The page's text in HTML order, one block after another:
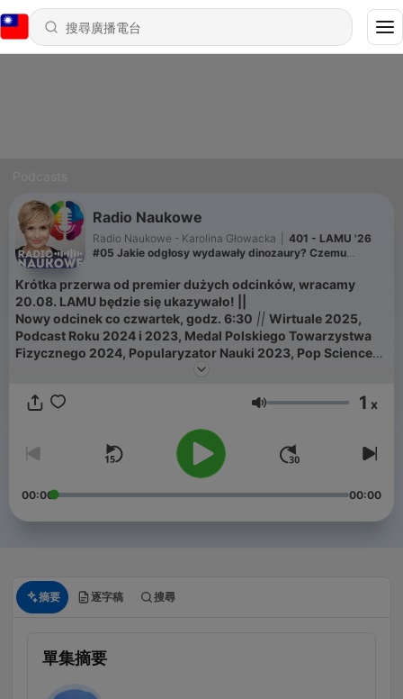
Radio Naukowe
Radio Naukowe - Karolina Głowacka
401 - LAMU '26
#05 Jakie odgłosy wydawały dinozaury? Czemu
Krótka przerwa od premier dużych odcinków, wracamy
20.08. LAMU będzie się ukazywało! ||
Nowy odcinek co czwartek, godz. 6:30 || Wirtuale 2025,
Podcast Roku 2024 i 2023, Medal Polskiego Towarzystwa
Fizycznego 2024, Popularyzator Nauki 2023, Pop Science
RN to mądre rozmowy o naszym świecie i nas samych.
poziomie. Rozmawiam z naukowcami i naukowczyniami, którzy
dziedzinach wiedzy. Dyskutujemy nie tylko o tym CO wiemy,
ale też SKĄD to wiemy. Zobacz nasze Wydawnictwo RN:
https://radionaukowe.pl/wydawnictwo/ 👉 Zostań Patronem:
https://patronite.pl/radionaukowe 👉 Wesprzyj jednorazowo:
https://radionaukowe.pl/ 👉 Sprawdź nasze WYDAWNICTWO
音量 1 x
00:00 00:00
摘要 逐字稿 搜尋
單集摘要